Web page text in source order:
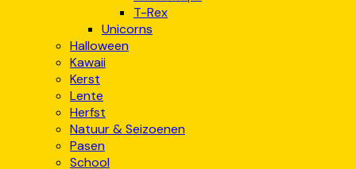
T-Rex
Unicorns
Halloween
Kawaii
Kerst
Lente
Herfst
Natuur & Seizoenen
Pasen
School